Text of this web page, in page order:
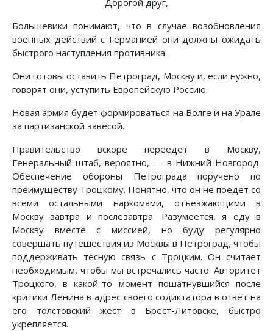
Дорогой друг,
Большевики понимают, что в случае возобновления
военных действий с Германией они должны ожидать
быстрого наступления противника.
Они готовы оставить Петроград, Москву и, если нужно,
говорят они, уступить Европейскую Россию.
Новая армия будет формироваться на Волге и на Урале
за партизанской завесой.
Правительство вскоре переедет в Москву,
Генеральный штаб, вероятно, — в Нижний Новгород.
Обеспечение обороны Петрограда поручено по
преимуществу Троцкому. Понятно, что он не поедет со
всеми остальными наркомами, отъезжающими в
Москву завтра и послезавтра. Разумеется, я еду в
Москву вместе с миссией, но буду регулярно
совершать путешествия из Москвы в Петроград, чтобы
поддерживать тесную связь с Троцким. Он считает
необходимым, чтобы мы встречались часто. Авторитет
Троцкого, в какой-то момент пошатнувшийся после
критики Ленина в адрес своего содиктатора в ответ на
его толстовский жест в Брест-Литовске, быстро
укрепляется.